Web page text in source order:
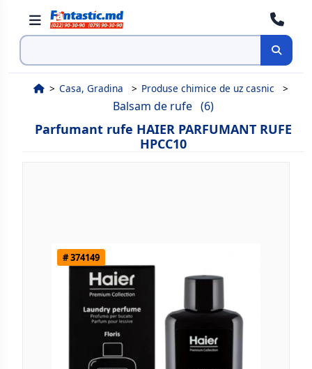
Cauta
Casa, Gradina Produse chimice de uz casnic
Balsam de rufe (6)
Parfumant rufe HAIER PARFUMANT RUFE
HPCC10
# 374149